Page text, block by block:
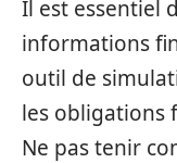
Il est essentiel
informations
outil de
les obligations
Ne pas tenir